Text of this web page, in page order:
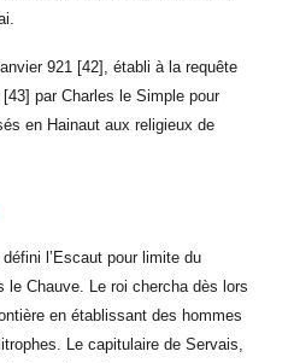
921 [42], établi à la requête
par Charles le Simple pour
en Hainaut aux religieux de
l’Escaut pour limite du
le Chauve. Le roi chercha dès lors
en établissant des hommes
Le capitulaire de Servais,